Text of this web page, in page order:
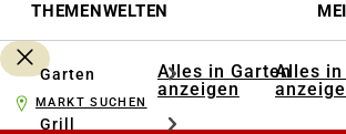
THEMENWELTEN
Garten
Grill
Alles in Garten
anzeigen
Alles in
MARKT SUCHEN